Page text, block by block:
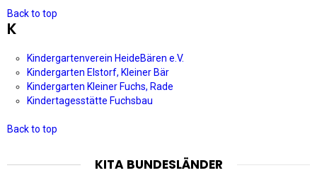
Back to top
K
Kindergartenverein HeideBären e.V.
Kindergarten Elstorf, Kleiner Bär
Kindergarten Kleiner Fuchs, Rade
Kindertagesstätte Fuchsbau
Back to top
KITA BUNDESLÄNDER